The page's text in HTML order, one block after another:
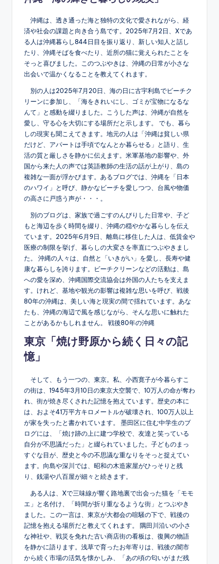
沖縄は、透き通った海と独特の文化で愛されながら、経
済や社会の課題と向き合う島です。2025年7月2日、Xであ
る人は沖縄暮らし844日目を振り返り、新しい知人と話し
たり、沖縄そばを食べたり、近所の猫に覚えられたことを
そっと喜びました。このつぶやきは、沖縄の日常が小さな
出会いで温かくなることを教えてくれます。
別の人は2025年7月20日、海の日に古宇利島でビーチク
リーンに参加し、「海をきれいにし、ゴミが宝物になるな
んて」と感動を綴りました。こうした声は、沖縄が自然を
愛し、守る心を大切にする場所だと示します。 でも、暮ら
しの現実も聞こえてきます。地元の人は「沖縄は貧しい県
だけど、アパートは手頃でなんとか暮らせる」と語り、生
活の質と厳しさを静かに伝えます。米軍基地の影響や、外
国から来た人の声では英語教師の生活の話が上がり、島の
複雑な一面が浮かびます。あるブログでは、沖縄を「日本
のハワイ」と呼び、静かなビーチを愛しつつ、台風や物価
の高さに戸惑う声が・・・。
別のブログは、家族で過ごすのんびりした日常や、子ど
もと海辺を歩く時間を綴り、沖縄の穏やかな暮らしを伝え
ています。2025年6月9日、離島に移住した人は、低賃金や
医療の制限を挙げ、暮らしの大変さを率直につぶやきまし
た。 沖縄の人々は、自然と「いきがい」を愛し、長寿や健
康な暮らしを誇ります。ビーチクリーンなどの活動は、島
への愛を深め、沖縄国際交流協会は外国の人たちを支えま
す。けれど、基地や観光の影響は複雑な思いを呼び、戦後
80年の沖縄は、美しい海と現実の間で揺れています。あな
たも、沖縄の海辺で風を感じながら、そんな思いに触れた
ことがあるかもしれません。 戦後80年の沖縄
東京「焼け野原から続く日々の記
憶」
そして、もう一つの、東京。私、小西寛子が今暮らすこ
の街は、1945年3月10日の東京大空襲で、10万人の命が奪わ
れ、街が焼き尽くされた記憶を抱えています。歴史の本に
は、およそ41万平方キロメートルが破壊され、100万人以上
が家を失ったと書かれています。 墨田区に住む中学生のブ
ログには、「焼け跡の上に建つ学校で、友達と笑っている
自分が不思議だった」と綴られていました。子どものまっ
すぐな目が、歴史と今の不思議な重なりをそっと捉えてい
ます。向島や深川では、昭和の木造家屋がひっそりと残
り、銭湯や八百屋が細々と続きます。
ある人は、Xで三味線が響く路地裏で出会った猫を「モモ
エ」と名付け、「時間が折り重なるような街」とつぶやき
ました。この一言は、東京が大都会の喧騒の下で、戦後の
記憶を抱える場所だと教えてくれます。 隅田川沿いの小さ
な神社や、戦災を免れた古い商店街の看板は、復興の物語
を静かに語ります。浅草で育ったお年寄りは、戦後の闇市
から続く市場の活気を懐かしみ、「あの頃の匂いがまだ残